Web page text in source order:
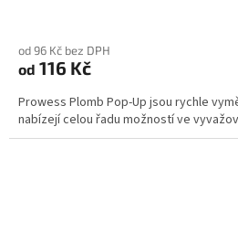
od 96 Kč bez DPH
od 116 Kč
Prowess Plomb Pop-Up jsou rychle
nabízejí celou řadu možností ve